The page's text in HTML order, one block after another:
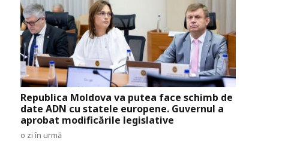
Republica Moldova va putea face schimb de
date ADN cu statele europene. Guvernul a
aprobat modificările legislative
o zi în urmă